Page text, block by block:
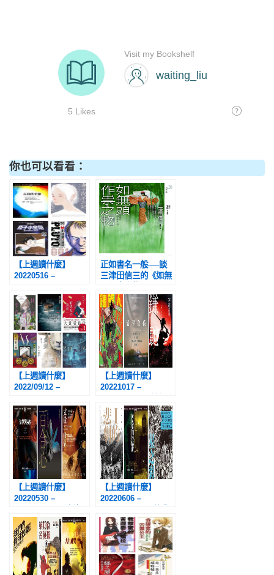
你也可以看看：
【上週讀什麼】
20220516 –
《PLUTO ～冥王
～》、《原子小金
剛：地表上最大機器
人篇》、《古烏伏手
卷》、《妻子從不忘
記》
正如書名一般──談
三津田信三的《如無
【上週讀什麼】
2022/09/12 –
邸殺人事件》、《漫
長的告別》、《前男
友的遺書》、《犬神
家一族》、《貪婪之
羊》、《黑面之狐》
【上週讀什麼】
20221017 –
人》、《沼澤女
孩》、《鐮鼬》
【上週讀什麼】
20220530 –
與淑女》、《百合
心》、《丈量世界》
【上週讀什麼】
20220606 –
劇》、《黃色房間的
祕密》、《洛夫克拉
夫特傑作集：星之
彩》